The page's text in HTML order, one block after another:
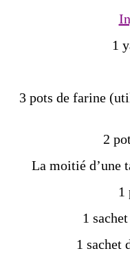
1
3 pots de farine
2
La moitié d’une
1
1
1 sachet